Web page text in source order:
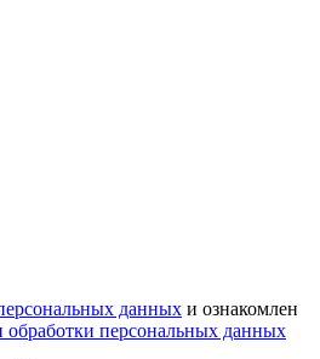
данных и ознакомлен
персональных данных